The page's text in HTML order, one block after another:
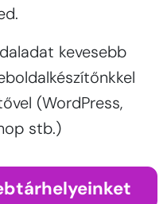
kevesebb
(WordPress,
stb.)